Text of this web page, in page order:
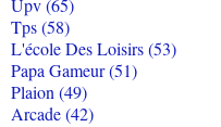
Upv (65)
Tps (58)
L'école Des Loisirs (53)
Papa Gameur (51)
Plaion (49)
Arcade (42)